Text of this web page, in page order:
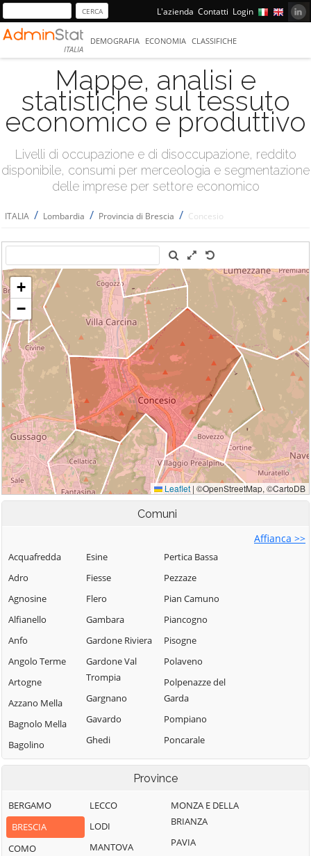
L'azienda Contatti Login
ITALIA
DEMOGRAFIA ECONOMIA CLASSIFICHE
Mappe, analisi e
statistiche sul tessuto
economico e produttivo
Livelli di occupazione e di disoccupazione, reddito
disponibile, consumi per merceologia e segmentazione
delle imprese per settore economico
ITALIA / Lombardia / Provincia di Brescia / Concesio
Comuni
Affianca >>
Acquafredda
Adro
Agnosine
Alfianello
Anfo
Angolo Terme
Artogne
Azzano Mella
Bagnolo Mella
Bagolino
Barbariga
Bassano
Bresciano
Bedizzole
Esine
Fiesse
Flero
Gambara
Gardone Riviera
Gardone Val
Trompia
Gargnano
Gavardo
Ghedi
Gianico
Gussago
Idro
Incudine
Pertica Bassa
Pezzaze
Pian Camuno
Piancogno
Pisogne
Polaveno
Polpenazze del
Garda
Pompiano
Poncarale
Ponte di Legno
Pontevico
Pontoglio
Pozzolengo
Pralboino
Province
BERGAMO
BRESCIA
COMO
LECCO
LODI
MANTOVA
MONZA E DELLA
BRIANZA
PAVIA